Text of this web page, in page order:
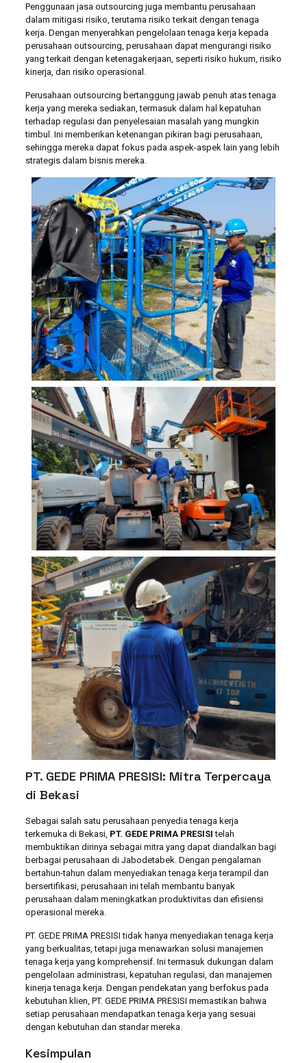
Penggunaan jasa outsourcing juga membantu perusahaan
dalam mitigasi risiko, terutama risiko terkait dengan tenaga
kerja. Dengan menyerahkan pengelolaan tenaga kerja kepada
perusahaan outsourcing, perusahaan dapat mengurangi risiko
yang terkait dengan ketenagakerjaan, seperti risiko hukum, risiko
kinerja, dan risiko operasional.
Perusahaan outsourcing bertanggung jawab penuh atas tenaga
kerja yang mereka sediakan, termasuk dalam hal kepatuhan
terhadap regulasi dan penyelesaian masalah yang mungkin
timbul. Ini memberikan ketenangan pikiran bagi perusahaan,
sehingga mereka dapat fokus pada aspek-aspek lain yang lebih
strategis dalam bisnis mereka.
PT. GEDE PRIMA PRESISI: Mitra Terpercaya
di Bekasi
Sebagai salah satu perusahaan penyedia tenaga kerja
terkemuka di Bekasi, PT. GEDE PRIMA PRESISI telah
membuktikan dirinya sebagai mitra yang dapat diandalkan bagi
berbagai perusahaan di Jabodetabek. Dengan pengalaman
bertahun-tahun dalam menyediakan tenaga kerja terampil dan
bersertifikasi, perusahaan ini telah membantu banyak
perusahaan dalam meningkatkan produktivitas dan efisiensi
operasional mereka.
PT. GEDE PRIMA PRESISI tidak hanya menyediakan tenaga kerja
yang berkualitas, tetapi juga menawarkan solusi manajemen
tenaga kerja yang komprehensif. Ini termasuk dukungan dalam
pengelolaan administrasi, kepatuhan regulasi, dan manajemen
kinerja tenaga kerja. Dengan pendekatan yang berfokus pada
kebutuhan klien, PT. GEDE PRIMA PRESISI memastikan bahwa
setiap perusahaan mendapatkan tenaga kerja yang sesuai
dengan kebutuhan dan standar mereka.
Kesimpulan